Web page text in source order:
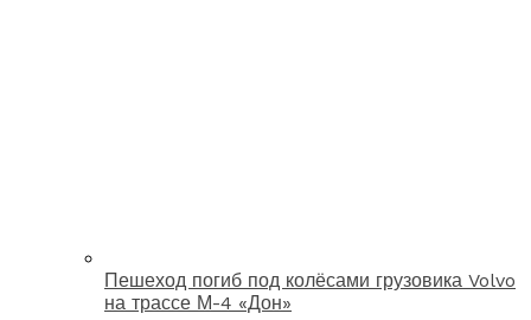
Пешеход погиб под колёсами грузовика Volvo
на трассе М-4 «Дон»